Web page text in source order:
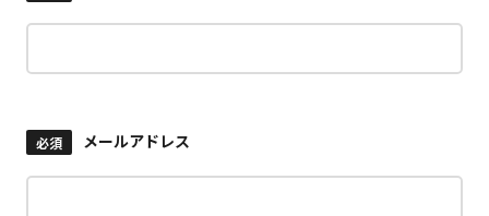
必須 メールアドレス